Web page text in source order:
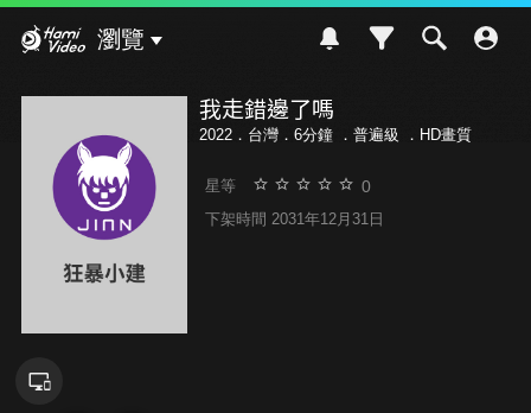
瀏覽
我走錯邊了嗎
2022．台灣．6分鐘 ． 普遍級 ．HD畫質
星等 0
下架時間 2031年12月31日